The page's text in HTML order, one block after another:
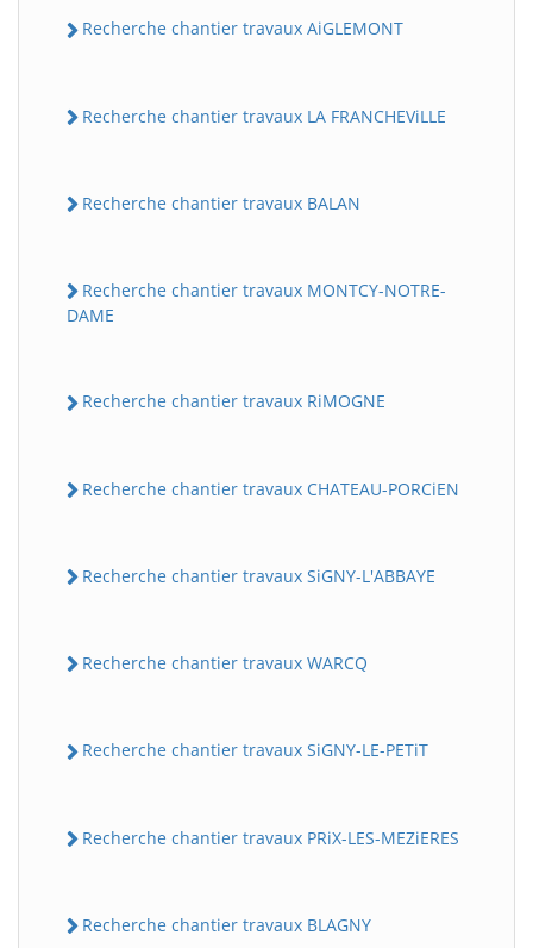
Recherche chantier travaux AiGLEMONT
Recherche chantier travaux LA FRANCHEViLLE
Recherche chantier travaux BALAN
Recherche chantier travaux MONTCY-NOTRE-
DAME
Recherche chantier travaux RiMOGNE
Recherche chantier travaux CHATEAU-PORCiEN
Recherche chantier travaux SiGNY-L'ABBAYE
Recherche chantier travaux WARCQ
Recherche chantier travaux SiGNY-LE-PETiT
Recherche chantier travaux PRiX-LES-MEZiERES
Recherche chantier travaux BLAGNY